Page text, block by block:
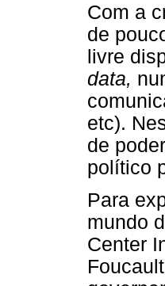
Com a
de
livre
data,
etc).
de
político
Para
mundo
Center